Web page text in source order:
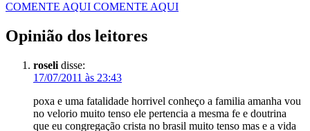
COMENTE AQUI COMENTE AQUI
Opinião dos leitores
roseli disse:
17/07/2011 às 23:43
poxa e uma fatalidade horrivel conheço a familia amanha vou
no velorio muito tenso ele pertencia a mesma fe e doutrina
que eu congregação crista no brasil muito tenso mas e a vida